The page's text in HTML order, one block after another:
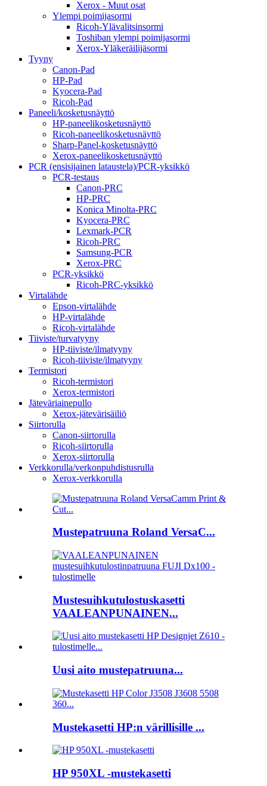
Xerox - Muut osat
Ylempi poimijasormi
Ricoh-Ylävalitsinsormi
Toshiban ylempi poimijasormi
Xerox-Yläkeräilijäsormi
Tyyny
Canon-Pad
HP-Pad
Kyocera-Pad
Ricoh-Pad
Paneeli/kosketusnäyttö
HP-paneelikosketusnäyttö
Ricoh-paneelikosketusnäyttö
Sharp-Panel-kosketusnäyttö
Xerox-paneelikosketusnäyttö
PCR (ensisijainen lataustela)/PCR-yksikkö
PCR-testaus
Canon-PRC
HP-PRC
Konica Minolta-PRC
Kyocera-PRC
Lexmark-PCR
Ricoh-PRC
Samsung-PCR
Xerox-PRC
PCR-yksikkö
Ricoh-PRC-yksikkö
Virtalähde
Epson-virtalähde
HP-virtalähde
Ricoh-virtalähde
Tiiviste/turvatyyny
HP-tiiviste/ilmatyyny
Ricoh-tiiviste/ilmatyyny
Termistori
Ricoh-termistori
Xerox-termistori
Jäteväriainepullo
Xerox-jätevärisäiliö
Siirtorulla
Canon-siirtorulla
Ricoh-siirtorulla
Xerox-siirtorulla
Verkkorulla/verkonpuhdistusrulla
Xerox-verkkorulla
Mustepatruuna Roland VersaC...
Mustesuihkutulostuskasetti
VAALEANPUNAINEN...
Uusi aito mustepatruuna...
Mustekasetti HP:n värillisille ...
HP 950XL -mustekasetti